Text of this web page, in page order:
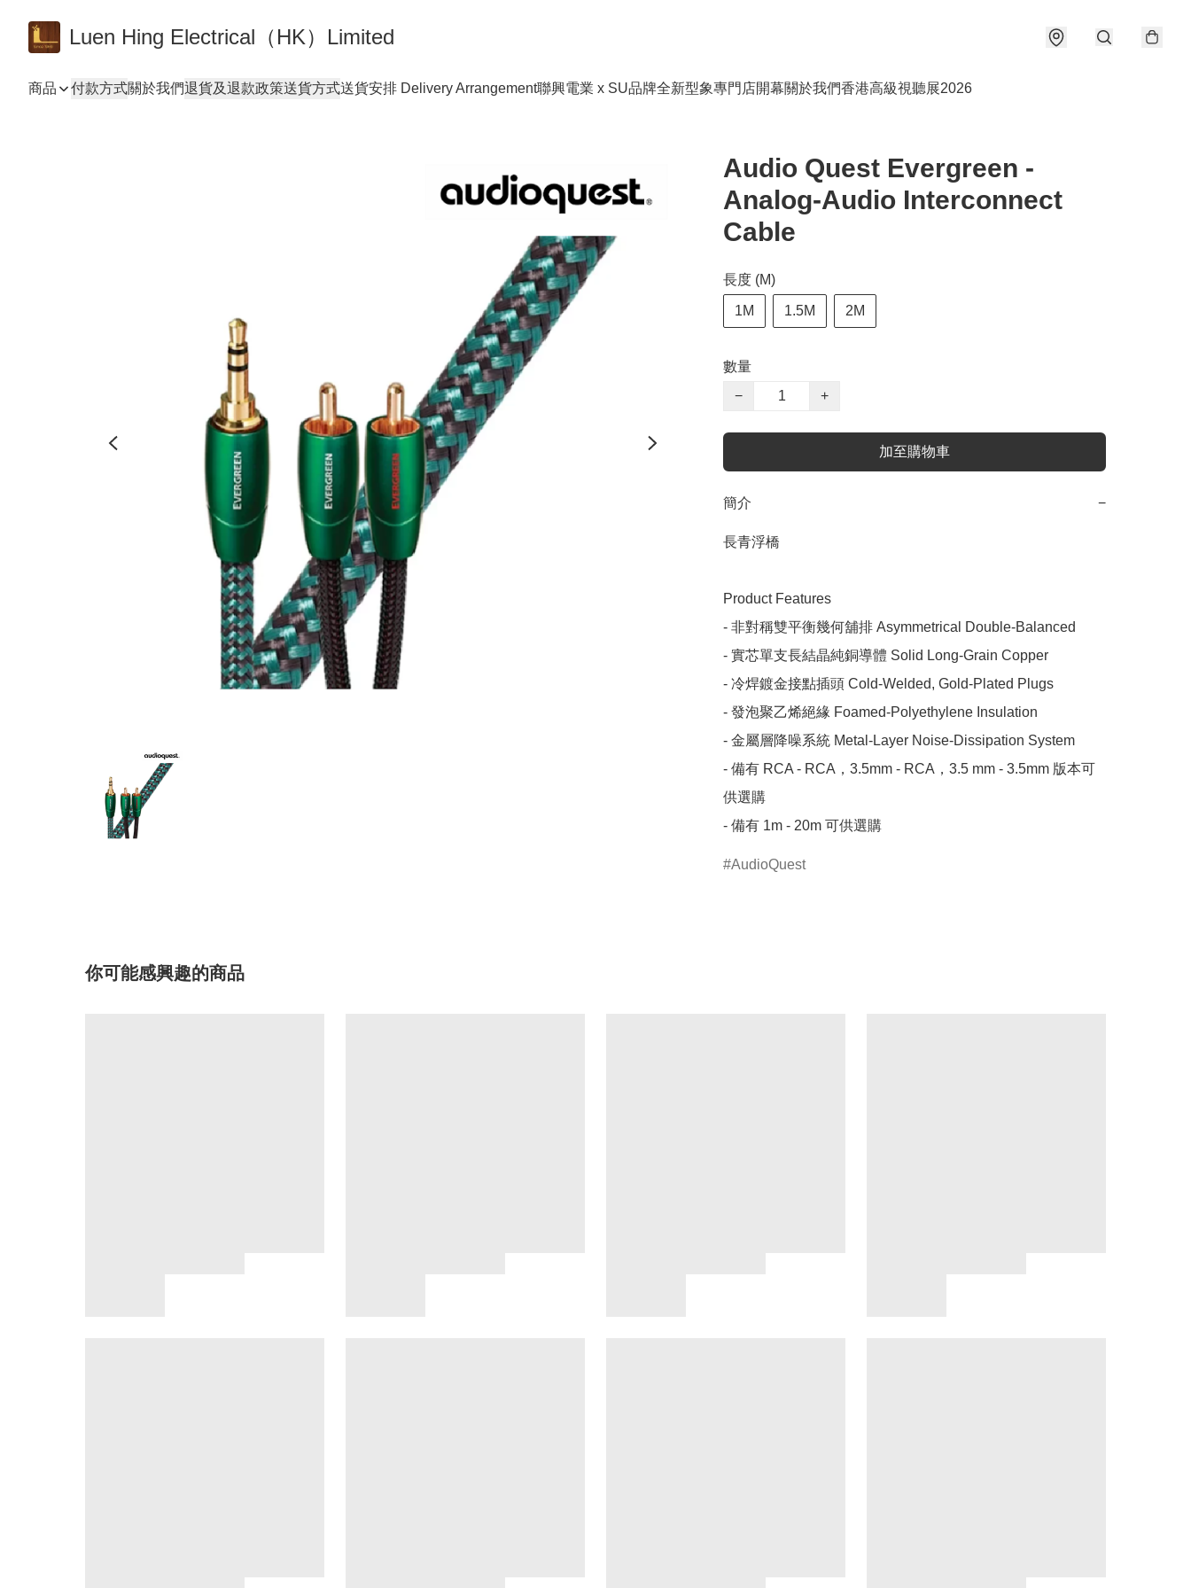
Luen Hing Electrical（HK）Limited
商品 付款方式關於我們退貨及退款政策送貨方式送貨安排 Delivery Arrangement聯興電業 x SU品牌全新型象專門店開幕關於我們香港高級視聽展2026
Audio Quest Evergreen -
Analog-Audio Interconnect
Cable
長度 (M)
1M 1.5M 2M
數量
−
+
加至購物車
簡介 −
長青浮橋
Product Features
- 非對稱雙平衡幾何舖排 Asymmetrical Double-Balanced
- 實芯單支長結晶純銅導體 Solid Long-Grain Copper
- 冷焊鍍金接點插頭 Cold-Welded, Gold-Plated Plugs
- 發泡聚乙烯絕緣 Foamed-Polyethylene Insulation
- 金屬層降噪系統 Metal-Layer Noise-Dissipation System
- 備有 RCA - RCA，3.5mm - RCA，3.5 mm - 3.5mm 版本可
供選購
- 備有 1m - 20m 可供選購
AudioQuest
你可能感興趣的商品